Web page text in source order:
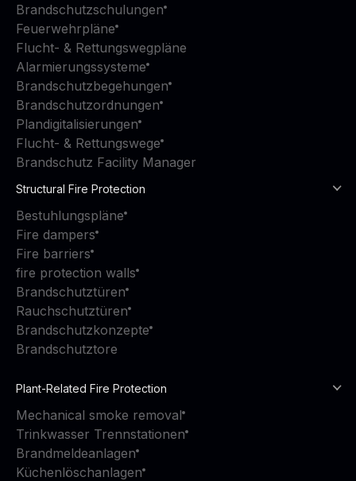
Brandschutzschulungen
Feuerwehrpläne
Flucht- & Rettungswegpläne
Alarmierungssysteme
Brandschutzbegehungen
Brandschutzordnungen
Plandigitalisierungen
Flucht- & Rettungswege
Brandschutz Facility Manager
Structural Fire Protection
Bestuhlungspläne
Fire dampers
Fire barriers
fire protection walls
Brandschutztüren
Rauchschutztüren
Brandschutzkonzepte
Brandschutztore
Plant-Related Fire Protection
Mechanical smoke removal
Trinkwasser Trennstationen
Brandmeldeanlagen
Küchenlöschanlagen